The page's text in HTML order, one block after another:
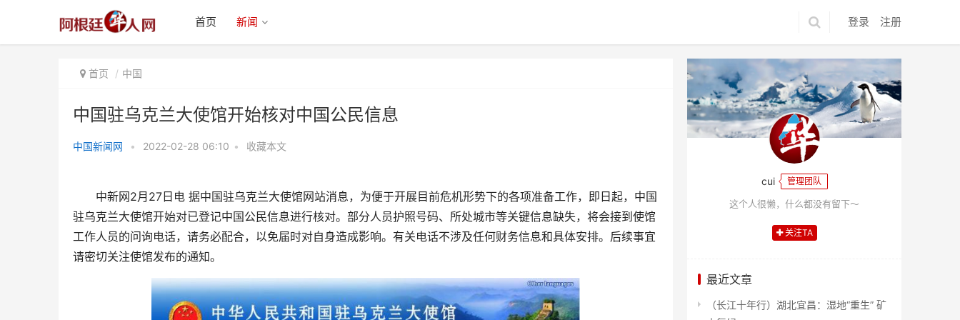
登录 注册
首页 新闻
首页 中国
中国驻乌克兰大使馆开始核对中国公民信息
中国新闻网 • 2022-02-28 06:10 • 收藏本文
中新网2月27日电 据中国驻乌克兰大使馆网站消息，为便于开展目前危机形势下的各项准备工作，即日起，中国
驻乌克兰大使馆开始对已登记中国公民信息进行核对。部分人员护照号码、所处城市等关键信息缺失，将会接到使馆
工作人员的问询电话，请务必配合，以免届时对自身造成影响。有关电话不涉及任何财务信息和具体安排。后续事宜
请密切关注使馆发布的通知。
cui 管理团队
这个人很懒，什么都没有留下～
关注TA
最近文章
（长江十年行）湖北宜昌：湿地“重生” 矿